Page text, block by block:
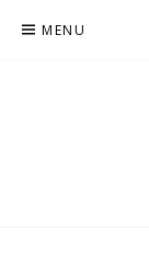
MENU